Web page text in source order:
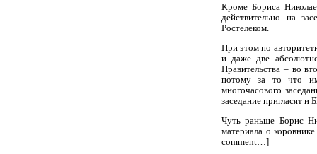
Кроме Бориса
действительно на
Ростелеком.
При этом по
и даже две
Правительства – во
потому за то что
многочасового
заседание пригласят
Чуть раньше Борис
материала о
comment…]